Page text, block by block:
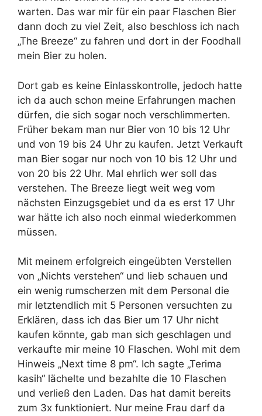
warten. Das war mir für ein paar Flaschen Bier
dann doch zu viel Zeit, also beschloss ich nach
„The Breeze“ zu fahren und dort in der Foodhall
mein Bier zu holen.
Dort gab es keine Einlasskontrolle, jedoch hatte
ich da auch schon meine Erfahrungen machen
dürfen, die sich sogar noch verschlimmerten.
Früher bekam man nur Bier von 10 bis 12 Uhr
und von 19 bis 24 Uhr zu kaufen. Jetzt Verkauft
man Bier sogar nur noch von 10 bis 12 Uhr und
von 20 bis 22 Uhr. Mal ehrlich wer soll das
verstehen. The Breeze liegt weit weg vom
nächsten Einzugsgebiet und da es erst 17 Uhr
war hätte ich also noch einmal wiederkommen
müssen.
Mit meinem erfolgreich eingeübten Verstellen
von „Nichts verstehen“ und lieb schauen und
ein wenig rumscherzen mit dem Personal die
mir letztendlich mit 5 Personen versuchten zu
Erklären, dass ich das Bier um 17 Uhr nicht
kaufen könnte, gab man sich geschlagen und
verkaufte mir meine 10 Flaschen. Wohl mit dem
Hinweis „Next time 8 pm“. Ich sagte „Terima
kasih“ lächelte und bezahlte die 10 Flaschen
und verließ den Laden. Das hat damit bereits
zum 3x funktioniert. Nur meine Frau darf da